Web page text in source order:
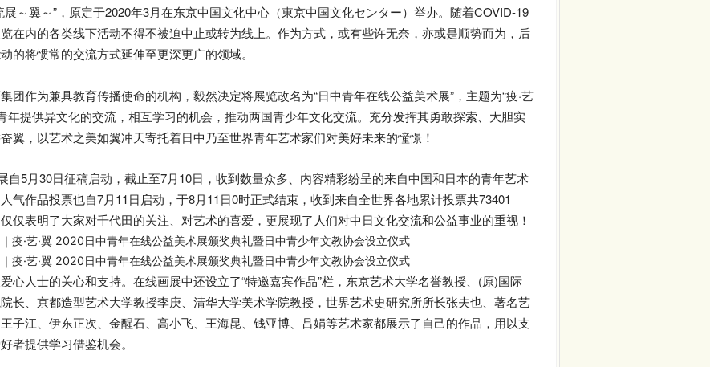
～翼～”，原定于2020年3月在东京中国文化中心（東京中国文化センター）举办。随着COVID-19
在内的各类线下活动不得不被迫中止或转为线上。作为方式，或有些许无奈，亦或是顺势而为，后
的将惯常的交流方式延伸至更深更广的领域。
团作为兼具教育传播使命的机构，毅然决定将展览改名为“日中青年在线公益美术展”，主题为“疫·艺
年提供异文化的交流，相互学习的机会，推动两国青少年文化交流。充分发挥其勇敢探索、大胆实
翼，以艺术之美如翼冲天寄托着日中乃至世界青年艺术家们对美好未来的憧憬！
自5月30日征稿启动，截止至7月10日，收到数量众多、内容精彩纷呈的来自中国和日本的青年艺术
气作品投票也自7月11日启动，于8月11日0时正式结束，收到来自全世界各地累计投票共73401
仅表明了大家对千代田的关注、对艺术的喜爱，更展现了人们对中日文化交流和公益事业的重视！
心人士的关心和支持。在线画展中还设立了“特邀嘉宾作品”栏，东京艺术大学名誉教授、(原)国际
长、京都造型艺术大学教授李庚、清华大学美术学院教授，世界艺术史研究所所长张夫也、著名艺
子江、伊东正次、金醒石、高小飞、王海昆、钱亚博、吕娟等艺术家都展示了自己的作品，用以支
者提供学习借鉴机会。